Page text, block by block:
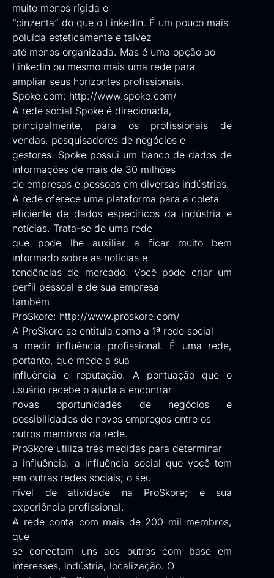
muito menos rígida e
“cinzenta” do que o Linkedin. É um pouco mais
poluída esteticamente e talvez
até menos organizada. Mas é uma opção ao
Linkedin ou mesmo mais uma rede para
ampliar seus horizontes profissionais.
Spoke.com: http://www.spoke.com/
A rede social Spoke é direcionada,
principalmente, para os profissionais de
vendas, pesquisadores de negócios e
gestores. Spoke possui um banco de dados de
informações de mais de 30 milhões
de empresas e pessoas em diversas indústrias.
A rede oferece uma plataforma para a coleta
eficiente de dados específicos da indústria e
notícias. Trata-se de uma rede
que pode lhe auxiliar a ficar muito bem
informado sobre as notícias e
tendências de mercado. Você pode criar um
perfil pessoal e de sua empresa
também.
ProSkore: http://www.proskore.com/
A ProSkore se entitula como a 1ª rede social
a medir influência profissional. É uma rede,
portanto, que mede a sua
influência e reputação. A pontuação que o
usuário recebe o ajuda a encontrar
novas oportunidades de negócios e
possibilidades de novos empregos entre os
outros membros da rede.
ProSkore utiliza três medidas para determinar
a influência: a influência social que você tem
em outras redes sociais; o seu
nível de atividade na ProSkore; e sua
experiência profissional.
A rede conta com mais de 200 mil membros,
que
se conectam uns aos outros com base em
interesses, indústria, localização. O